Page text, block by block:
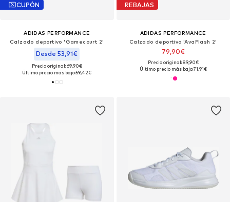
CUPÓN
ADIDAS PERFORMANCE
Calzado deportivo 'Gamecourt 2'
Desde 53,91€
Precio original: 69,90€
Último precio más bajo:59,42€
REBAJAS
ADIDAS PERFORMANCE
Calzado deportivo 'AvaFlash 2'
79,90€
Precio original: 89,90€
Último precio más bajo:71,91€